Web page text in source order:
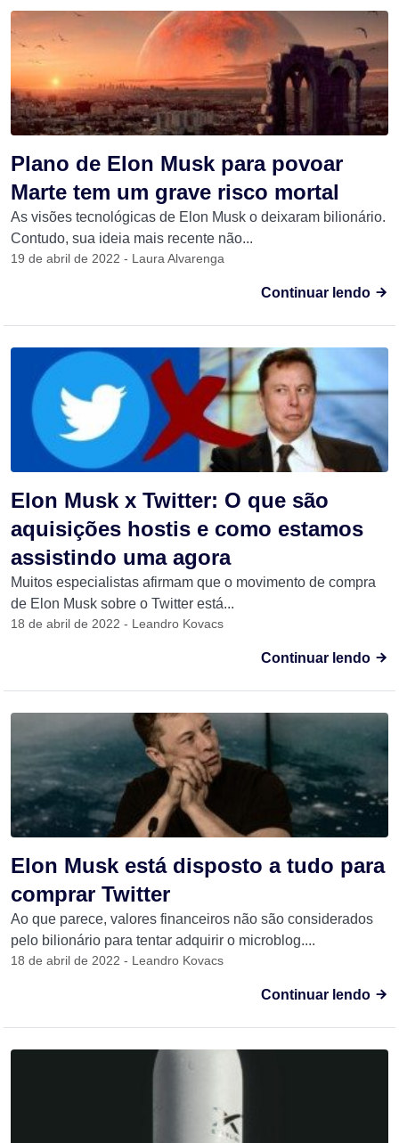
Plano de Elon Musk para povoar
Marte tem um grave risco mortal
As visões tecnológicas de Elon Musk o deixaram bilionário.
Contudo, sua ideia mais recente não...
19 de abril de 2022 - Laura Alvarenga
Continuar lendo
Elon Musk x Twitter: O que são
aquisições hostis e como estamos
assistindo uma agora
Muitos especialistas afirmam que o movimento de compra
de Elon Musk sobre o Twitter está...
18 de abril de 2022 - Leandro Kovacs
Continuar lendo
Elon Musk está disposto a tudo para
comprar Twitter
Ao que parece, valores financeiros não são considerados
pelo bilionário para tentar adquirir o microblog....
18 de abril de 2022 - Leandro Kovacs
Continuar lendo